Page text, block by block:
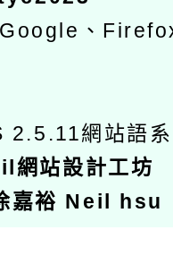
、
2.5.11網站語
網站設計工坊
嘉裕 Neil hsu